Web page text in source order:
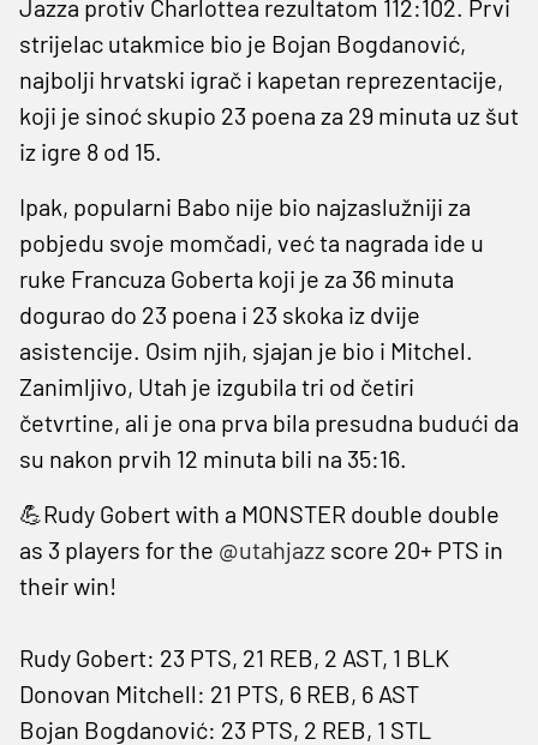
Jazza protiv Charlottea rezultatom 112:102. Prvi
strijelac utakmice bio je Bojan Bogdanović,
najbolji hrvatski igrač i kapetan reprezentacije,
koji je sinoć skupio 23 poena za 29 minuta uz šut
iz igre 8 od 15.
Ipak, popularni Babo nije bio najzaslužniji za
pobjedu svoje momčadi, već ta nagrada ide u
ruke Francuza Goberta koji je za 36 minuta
dogurao do 23 poena i 23 skoka iz dvije
asistencije. Osim njih, sjajan je bio i Mitchel.
Zanimljivo, Utah je izgubila tri od četiri
četvrtine, ali je ona prva bila presudna budući da
su nakon prvih 12 minuta bili na 35:16.
💪Rudy Gobert with a MONSTER double double
as 3 players for the @utahjazz score 20+ PTS in
their win!
Rudy Gobert: 23 PTS, 21 REB, 2 AST, 1 BLK
Donovan Mitchell: 21 PTS, 6 REB, 6 AST
Bojan Bogdanović: 23 PTS, 2 REB, 1 STL